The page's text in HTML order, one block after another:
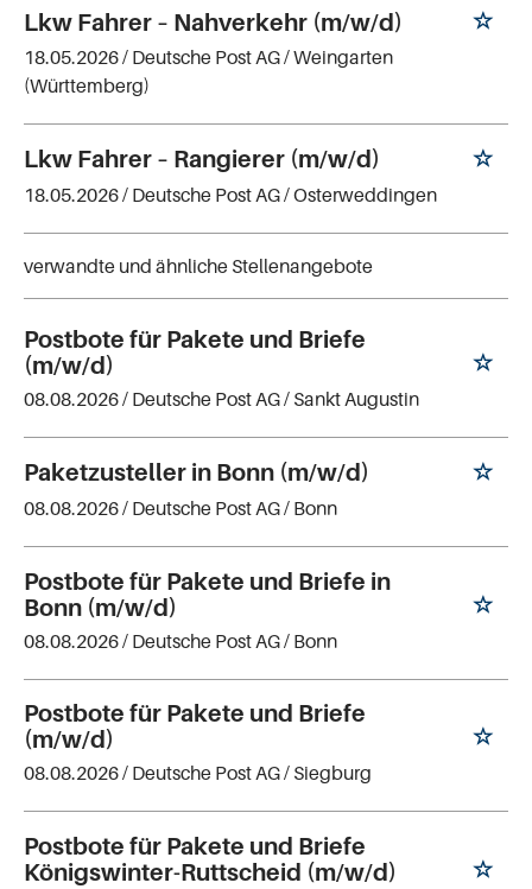
Lkw Fahrer – Nahverkehr (m/w/d)
18.05.2026 / Deutsche Post AG/ Weingarten
(Württemberg)
Lkw Fahrer – Rangierer (m/w/d)
18.05.2026 / Deutsche Post AG/ Osterweddingen
verwandte und ähnliche Stellenangebote
Postbote für Pakete und Briefe
(m/w/d)
08.08.2026 / Deutsche Post AG/ Sankt Augustin
Paketzusteller in Bonn (m/w/d)
08.08.2026 / Deutsche Post AG/ Bonn
Postbote für Pakete und Briefe in
Bonn (m/w/d)
08.08.2026 / Deutsche Post AG/ Bonn
Postbote für Pakete und Briefe
(m/w/d)
08.08.2026 / Deutsche Post AG/ Siegburg
Postbote für Pakete und Briefe
Königswinter-Ruttscheid (m/w/d)